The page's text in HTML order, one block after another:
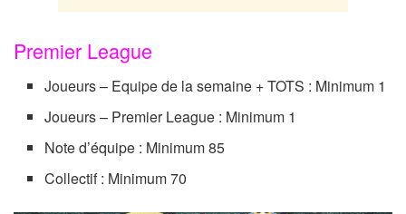
Premier League
Joueurs – Equipe de la semaine + TOTS : Minimum 1
Joueurs – Premier League : Minimum 1
Note d’équipe : Minimum 85
Collectif : Minimum 70